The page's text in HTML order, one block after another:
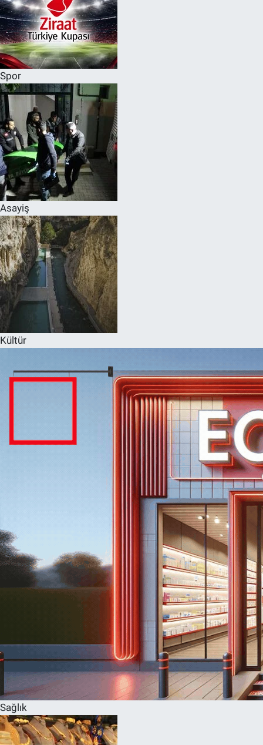
Spor
Asayiş
Kültür
Sağlık